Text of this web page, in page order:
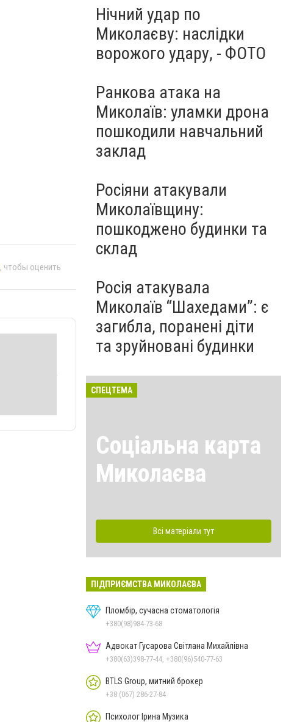
, чтобы оценить
Нічний удар по
Миколаєву: наслідки
ворожого удару, - ФОТО
Ранкова атака на
Миколаїв: уламки дрона
пошкодили навчальний
заклад
Росіяни атакували
Миколаївщину:
пошкоджено будинки та
склад
Росія атакувала
Миколаїв “Шахедами”: є
загибла, поранені діти
та зруйновані будинки
СПЕЦТЕМА
Соціальна карта
Миколаєва
Всі матеріали тут
ПІДПРИЄМСТВА МИКОЛАЄВА
Пломбір, сучасна стоматологія
+380(98)984-73-68
Адвокат Гусарова Світлана Михайлівна
+380(63)398-77-44, +380(96)540-77-63
BTLS Group, митний брокер
+38 (067) 286-27-84
Психолог Ірина Музика